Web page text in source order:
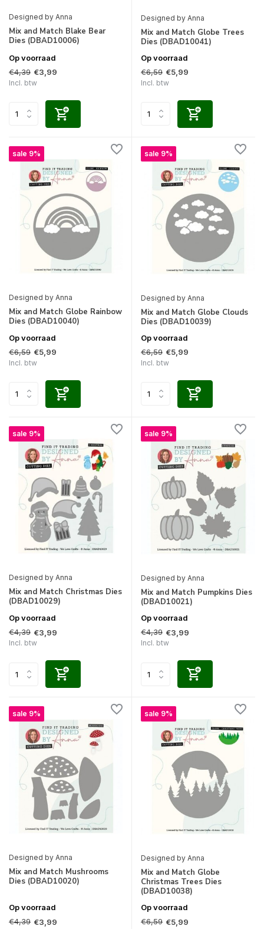
Designed by Anna
Mix and Match Blake Bear
Dies (DBAD10006)
Op voorraad
€4,39 €3,99
Incl. btw
Designed by Anna
Mix and Match Globe Trees
Dies (DBAD10041)
Op voorraad
€6,59 €5,99
Incl. btw
sale 9%
Designed by Anna
Mix and Match Globe Rainbow
Dies (DBAD10040)
Op voorraad
€6,59 €5,99
Incl. btw
sale 9%
Designed by Anna
Mix and Match Globe Clouds
Dies (DBAD10039)
Op voorraad
€6,59 €5,99
Incl. btw
sale 9%
Designed by Anna
Mix and Match Christmas Dies
(DBAD10029)
Op voorraad
€4,39 €3,99
Incl. btw
sale 9%
Designed by Anna
Mix and Match Pumpkins Dies
(DBAD10021)
Op voorraad
€4,39 €3,99
Incl. btw
sale 9%
Designed by Anna
Mix and Match Mushrooms
Dies (DBAD10020)
Op voorraad
€4,39 €3,99
sale 9%
Designed by Anna
Mix and Match Globe
Christmas Trees Dies
(DBAD10038)
Op voorraad
€6,59 €5,99